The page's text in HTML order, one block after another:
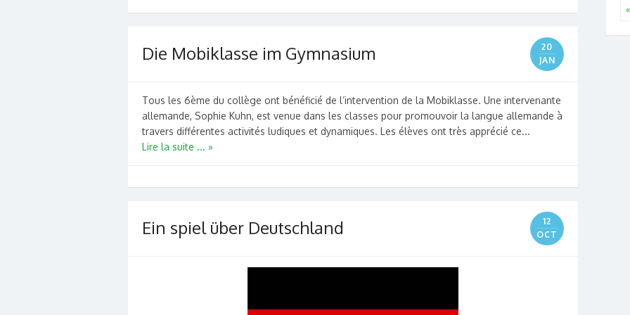
Die Mobiklasse im Gymnasium
20
JAN
Tous les 6ème du collège ont bénéficié de l’intervention de la Mobiklasse. Une intervenante
allemande, Sophie Kuhn, est venue dans les classes pour promouvoir la langue allemande à
travers différentes activités ludiques et dynamiques. Les élèves ont très apprécié ce...
Lire la suite ... »
Ein spiel über Deutschland
12
OCT